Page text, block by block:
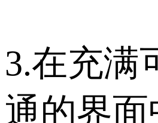
3.在充满
通的界